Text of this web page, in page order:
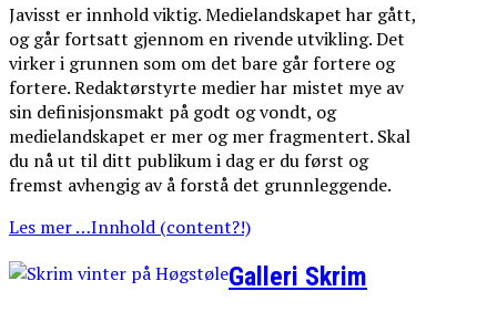
Javisst er innhold viktig. Medielandskapet har gått,
og går fortsatt gjennom en rivende utvikling. Det
virker i grunnen som om det bare går fortere og
fortere. Redaktørstyrte medier har mistet mye av
sin definisjonsmakt på godt og vondt, og
medielandskapet er mer og mer fragmentert. Skal
du nå ut til ditt publikum i dag er du først og
fremst avhengig av å forstå det grunnleggende.
Les mer …Innhold (content?!)
Galleri Skrim